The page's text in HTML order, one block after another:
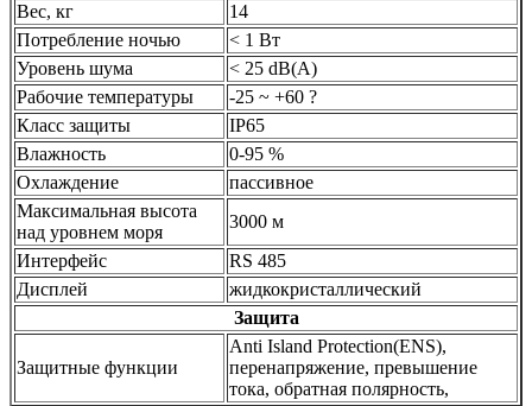
Вес, кг
14
Потребление ночью
< 1 Вт
Уровень шума
< 25 dB(A)
Рабочие температуры
-25 ~ +60 ?
Класс защиты
IP65
Влажность
0-95 %
Охлаждение
пассивное
Максимальная высота
над уровнем моря
3000 м
Интерфейс
RS 485
Дисплей
жидкокристаллический
Защита
Защитные функции
Anti Island Protection(ENS),
перенапряжение, превышение
тока, обратная полярность,